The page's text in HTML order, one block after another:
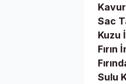
Sac
Kuzu
Fırın
Sulu